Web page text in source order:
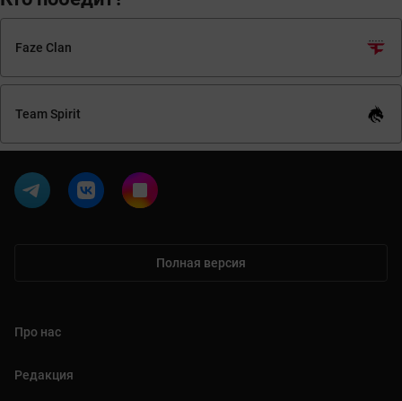
Faze Clan
Team Spirit
Полная версия
Про нас
Редакция